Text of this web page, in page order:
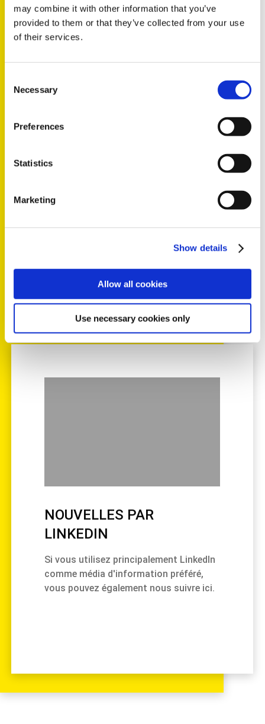
may combine it with other information that you’ve
provided to them or that they’ve collected from your use
of their services.
Selection
Necessary
Preferences
Statistics
Marketing
Show details
Allow all cookies
Use necessary cookies only
SUIVEZ-NOUS SUR
Si vous préférez rester informé des
NOUVELLES PAR
LINKEDIN
Si vous utilisez principalement LinkedIn
comme média d'information préféré,
vous pouvez également nous suivre ici.